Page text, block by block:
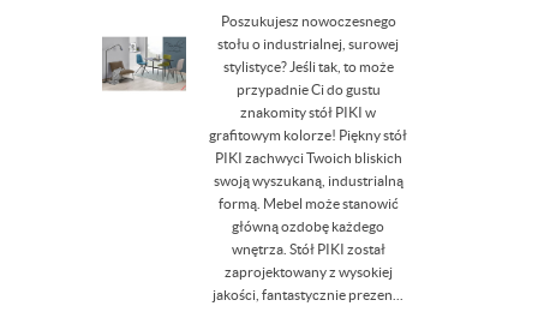
Poszukujesz nowoczesnego
stołu o industrialnej, surowej
stylistyce? Jeśli tak, to może
przypadnie Ci do gustu
znakomity stół PIKI w
grafitowym kolorze! Piękny stół
PIKI zachwyci Twoich bliskich
swoją wyszukaną, industrialną
formą. Mebel może stanowić
główną ozdobę każdego
wnętrza. Stół PIKI został
zaprojektowany z wysokiej
jakości, fantastycznie prezen...